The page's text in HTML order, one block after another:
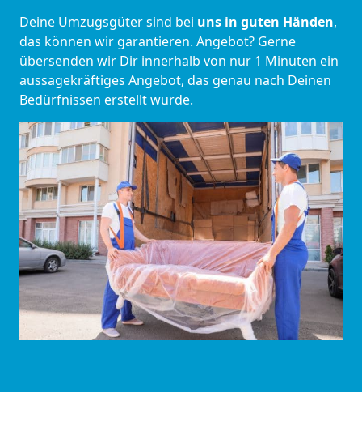
Deine Umzugsgüter sind bei uns in guten Händen,
das können wir garantieren. Angebot? Gerne
übersenden wir Dir innerhalb von nur 1 Minuten ein
aussagekräftiges Angebot, das genau nach Deinen
Bedürfnissen erstellt wurde.